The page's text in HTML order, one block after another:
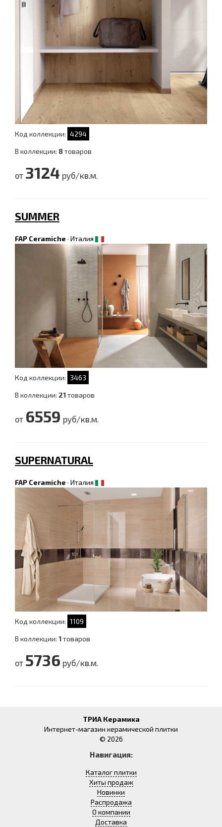
Код коллекции: 4294
В коллекции: 8товаров
от 3124 руб/кв.м.
SUMMER
FAP Ceramiche · Италия
Код коллекции: 3463
В коллекции: 21товаров
от 6559 руб/кв.м.
SUPERNATURAL
FAP Ceramiche · Италия
Код коллекции: 1109
В коллекции: 1товаров
от 5736 руб/кв.м.
ТРИА Керамика
Интернет-магазин керамической плитки
© 2026
Навигация:
Каталог плитки
Хиты продаж
Новинки
Распродажа
О компании
Доставка